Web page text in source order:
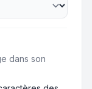
dans son